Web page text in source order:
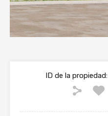
ID de la propiedad: